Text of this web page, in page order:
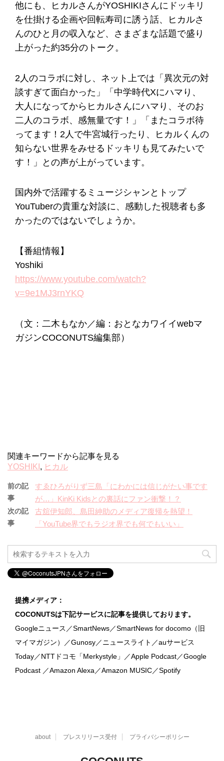
他にも、ヒカルさんがYOSHIKIさんにドッキリ
を仕掛ける企画や回転寿司に誘う話、ヒカルさ
んのひと月の収入など、さまざまな話題で盛り
上がった約35分のトーク。
2人のコラボに対し、ネット上では「異次元の対
談すぎて面白かった」「中学時代Xにハマり、
大人になってからヒカルさんにハマり、そのお
二人のコラボ、感無量です！」「またコラボ待
ってます！2人で牛宮城行ったり、ヒカルくんの
知らない世界をみせるドッキリも見てみたいで
す！」との声が上がっています。
国内外で活躍するミュージシャンとトップ
YouTuberの貴重な対談に、感動した視聴者も多
かったのではないでしょうか。
【番組情報】
Yoshiki
https://www.youtube.com/watch?
v=9e1MJ3rnYKQ
（文：二木もなか／編：おとなカワイイwebマ
ガジンCOCONUTS編集部）
関連キーワードから記事を見る
YOSHIKI , ヒカル
前の記
事
すゑひろがりず三島「にわかには信じがたい事です
が…」KinKi Kidsとの裏話にファン衝撃！？
次の記
事
古舘伊知郎、島田紳助のメディア復帰を熱望！
「YouTube界でもラジオ界でも何でもいい」
提携メディア：
COCONUTSは下記サービスに記事を提供しております。
Googleニュース／SmartNews／SmartNews for docomo（旧
マイマガジン）／Gunosy／ニュースライト／auサービス
Today／NTTドコモ「Merkystyle」／Apple Podcast／Google
Podcast ／Amazon Alexa／Amazon MUSIC／Spotify
about プレスリリース受付 プライバシーポリシー